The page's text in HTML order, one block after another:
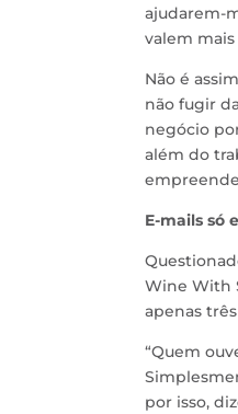
ajudarem-
valem
Não é
não fugir
negócio
além do
E-mails só
Wine With
apenas
“Quem
por isso,